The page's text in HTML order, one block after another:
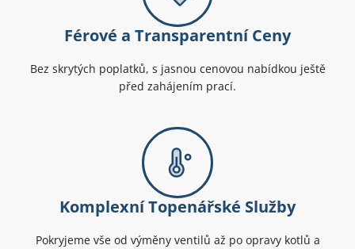
Férové a Transparentní Ceny
Bez skrytých poplatků, s jasnou cenovou nabídkou ještě
před zahájením prací.
Komplexní Topenářské Služby
Pokryjeme vše od výměny ventilů až po opravy kotlů a